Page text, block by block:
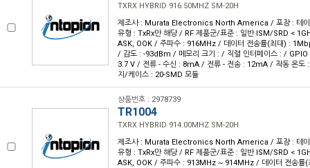
TXRX HYBRID 916.50MHZ SM-20H
제조사 : Murata Electronics North America / 포장 : 테
유형 : TxRx만 해당 / RF 제품군/표준 : 일반 ISM/SRD <
ASK, OOK / 주파수 : 916MHz / 데이터 전송률(최대) :
/ 감도 : -93dBm / 메모리 크기 : / 직렬 인터페이스 : /
3.7 V / 전류 - 수신 : 8mA / 전류 - 전송 : 12mA / 작동 온도
지/케이스 : 20-SMD 모듈
상품번호 : 2978739
TR1004
TXRX HYBRID 914.00MHZ SM-20H
제조사 : Murata Electronics North America / 포장 : 테
유형 : TxRx만 해당 / RF 제품군/표준 : 일반 ISM/SRD <
ASK, OOK / 주파수 : 913MHz ~ 914MHz / 데이터 전송